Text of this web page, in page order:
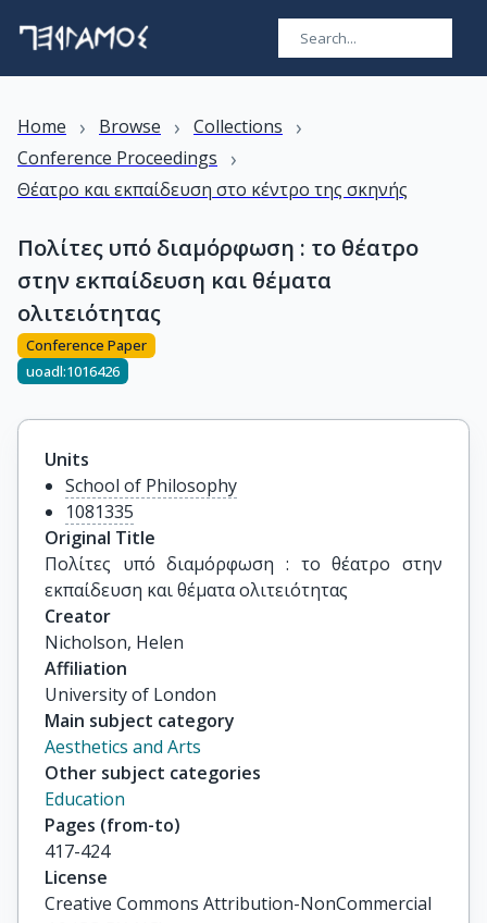
Home › Browse › Collections ›
Conference Proceedings ›
Θέατρο και εκπαίδευση στο κέντρο της σκηνής
Πολίτες υπό διαμόρφωση : το θέατρο
στην εκπαίδευση και θέματα
ολιτειότητας
Conference Paper
uoadl:1016426
Units
School of Philosophy
1081335
Original Title
Πολίτες υπό διαμόρφωση : το θέατρο στην
εκπαίδευση και θέματα ολιτειότητας
Creator
Nicholson, Helen
Affiliation
University of London
Main subject category
Aesthetics and Arts
Other subject categories
Education
Pages (from-to)
417-424
License
Creative Commons Attribution-NonCommercial